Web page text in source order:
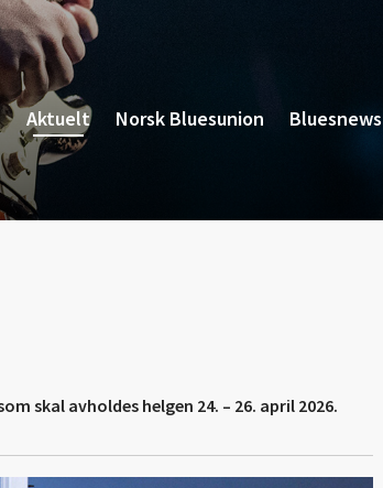
Aktuelt Norsk Bluesunion Bluesnews
skal avholdes helgen 24. – 26. april 2026.